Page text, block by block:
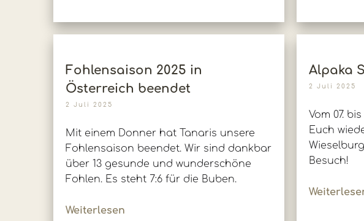
Fohlensaison 2025 in
Österreich beendet
2 Juli 2025
Mit einem Donner hat Tanaris unsere
Fohlensaison beendet. Wir sind dankbar
über 13 gesunde und wunderschöne
Fohlen. Es steht 7:6 für die Buben.
Weiterlesen
Alpaka
2 Juli 2025
Vom 07.
Euch
Besuch!